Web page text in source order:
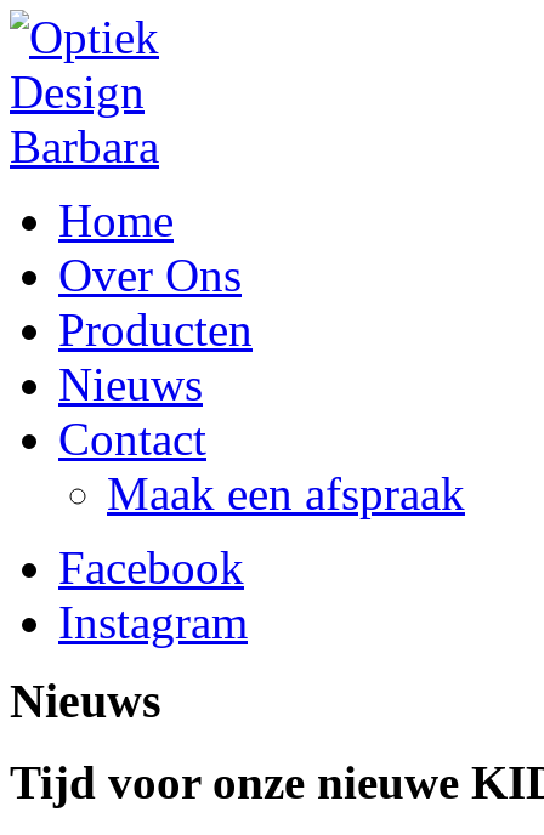
Home
Over Ons
Producten
Nieuws
Contact
Maak een afspraak
Facebook
Instagram
Nieuws
Tijd voor onze nieuwe